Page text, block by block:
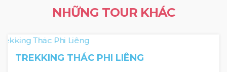
NHỮNG TOUR KHÁC
TREKKING THÁC PHI LIÊNG